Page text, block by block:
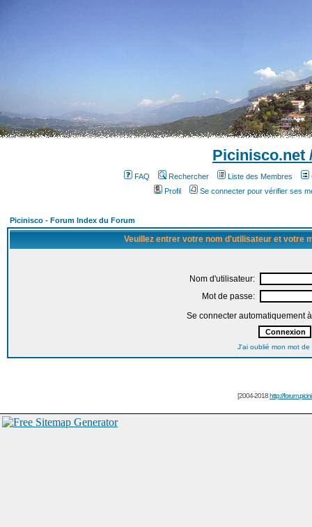
Picinisco.net
FAQ Rechercher Liste des Membres
Profil
Se connecter pour vérifier ses
Picinisco - Forum Index du Forum
Veuillez entrer votre nom d'utilisateur et votre
Nom d'utilisateur:
Mot de passe:
Se connecter automatiquement
J'ai oublié mon mot de
[2004-2018http://